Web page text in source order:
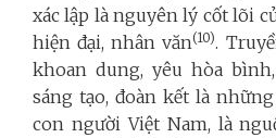
xác lập là nguyên lý cốt lõi
hiện đại, nhân văn(10).
khoan dung, yêu hòa
sáng tạo, đoàn kết là
con người Việt Nam, là